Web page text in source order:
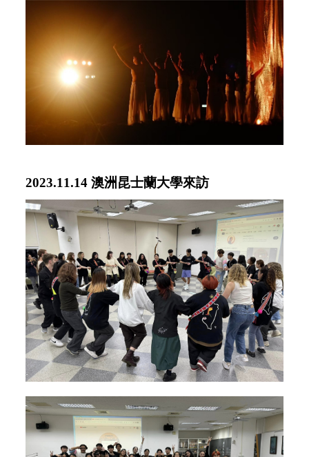
2023.11.14 澳洲昆士蘭大學來訪